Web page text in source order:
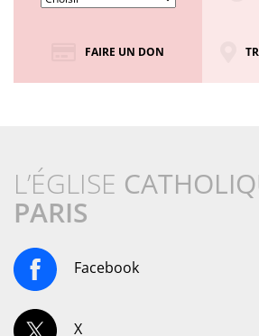
FAIRE UN DON
L’ÉGLISE
PARIS
Facebook
X